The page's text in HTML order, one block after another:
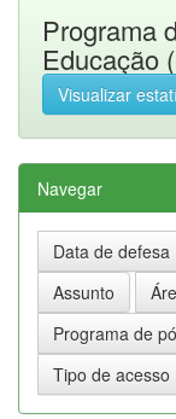
Programa
Educação
Visualizar
Navegar